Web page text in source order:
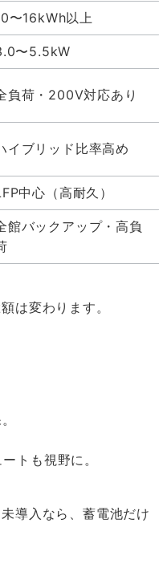
〜16kWh以上
〜5.5kW
負荷・200V対応あり
イブリッド比率高め
中心（高耐久）
館バックアップ・高負
は変わります。
トも視野に。
導入なら、蓄電池だけ